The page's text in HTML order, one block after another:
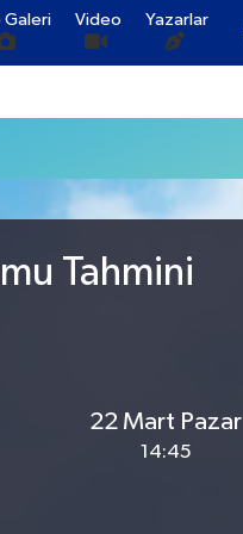
Galeri Video Yazarlar
Tahmini
22 Mart Pazar
14:45